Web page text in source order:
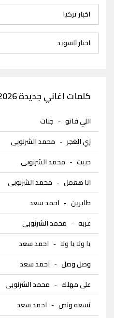
اخبار تركيا
اخبار السويد
كلمات اغاني جديدة 2026
اللي فاتو - جنات
زي الغجر - محمد الشرنوبى
حبيت - محمد الشرنوبى
انا هعمل - محمد الشرنوبى
طايرين - احمد سعد
غربه - محمد الشرنوبى
يا ولا يا ولا - احمد سعد
وصل وصل - احمد سعد
على مهلك - محمد الشرنوبى
تسعه ونص - احمد سعد